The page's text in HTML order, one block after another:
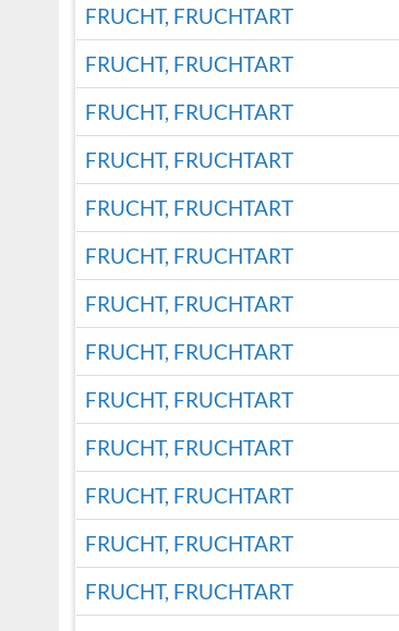
FRUCHT, FRUCHTART
FRUCHT, FRUCHTART
FRUCHT, FRUCHTART
FRUCHT, FRUCHTART
FRUCHT, FRUCHTART
FRUCHT, FRUCHTART
FRUCHT, FRUCHTART
FRUCHT, FRUCHTART
FRUCHT, FRUCHTART
FRUCHT, FRUCHTART
FRUCHT, FRUCHTART
FRUCHT, FRUCHTART
FRUCHT, FRUCHTART